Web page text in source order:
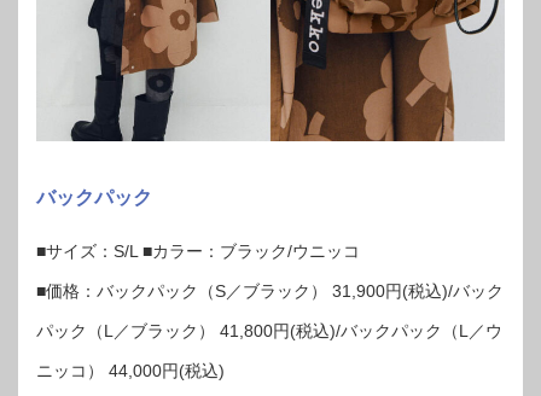
バックパック
■サイズ：S/L ■カラー：ブラック/ウニッコ
■価格：バックパック（S／ブラック） 31,900円(税込)/バック
パック（L／ブラック） 41,800円(税込)/バックパック（L／ウ
ニッコ） 44,000円(税込)